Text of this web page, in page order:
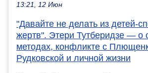
13:21, 12 Июн
"Давайте не делать из детей-
жертв". Этери Тутберидзе — о
методах, конфликте с
Рудковской и личной жизни